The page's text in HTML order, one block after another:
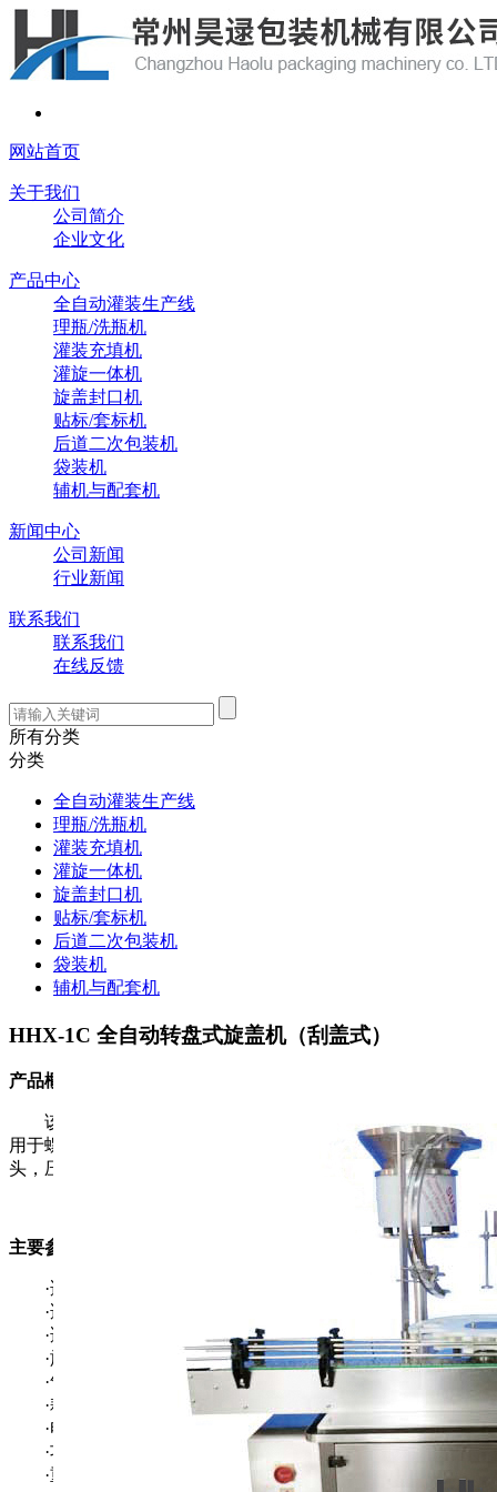
网站首页
关于我们
公司简介
企业文化
产品中心
全自动灌装生产线
理瓶/洗瓶机
灌装充填机
灌旋一体机
旋盖封口机
贴标/套标机
后道二次包装机
袋装机
辅机与配套机
新闻中心
公司新闻
行业新闻
联系我们
联系我们
在线反馈
所有分类
分类
全自动灌装生产线
理瓶/洗瓶机
灌装充填机
灌旋一体机
旋盖封口机
贴标/套标机
后道二次包装机
袋装机
辅机与配套机
HHX-1C 全自动转盘式旋盖机（刮盖式）
产品概要：
该机适用于不同材质及不同规格瓶的上盖、旋(扎)盖。适
用于螺旋盖、防盗盖、防童盖、压力盖等。备有恒扭矩旋盖
头，压力可方便调整。
主要参数：
·适用瓶径: Ф40mm~Ф90mm
·适用瓶高: 80mm~250mm
·适用瓶盖: Ф15mm~Ф50mm
·旋盖速度: ≤3000 bottle/hour
·气源压力: 0.6~0.8Mpa
·耗气量: 50L/min
·电源: AC 220V/50Hz
·功率: 2Kw
·重量: 大约600Kg